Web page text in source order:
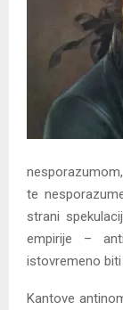
te
strani
empirije –
istovremeno biti
Kantove